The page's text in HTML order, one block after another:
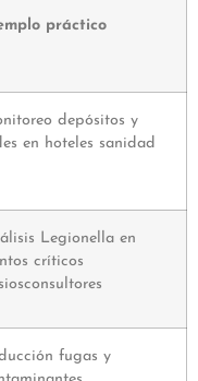
práctico
depósitos y
en hoteles sanidad
Legionella en
críticos
fugas y